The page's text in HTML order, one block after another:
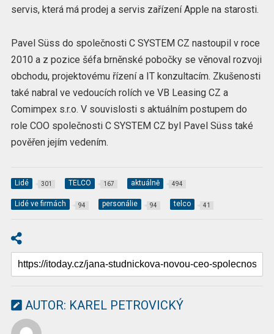
servis, která má prodej a servis zařízení Apple na starosti.
Pavel Süss do společnosti C SYSTEM CZ nastoupil v roce
2010 a z pozice šéfa brněnské pobočky se věnoval rozvoji
obchodu, projektovému řízení a IT konzultacím. Zkušenosti
také nabral ve vedoucích rolích ve VB Leasing CZ a
Comimpex s.r.o. V souvislosti s aktuálním postupem do
role COO společnosti C SYSTEM CZ byl Pavel Süss také
pověřen jejím vedením.
Lidé 301 TELCO 167 aktuálně 494
Lidé ve firmách 94 personálie 94 telco 41
AUTOR: KAREL PETROVICKÝ